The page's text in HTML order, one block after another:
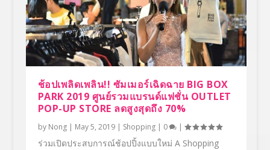
ช้อปเพลิดเพลิน!! ซัมเมอร์เฉิดฉาย BIG BOX
PARK 2019 ศูนย์รวมแบรนด์แฟชั่น OUTLET
POP-UP STORE ลดสูงสุดถึง 70%
by Nong| May 5, 2019| Shopping| 0 |
ร่วมเปิดประสบการณ์ช้อปปิ้งแบบใหม่ A Shopping